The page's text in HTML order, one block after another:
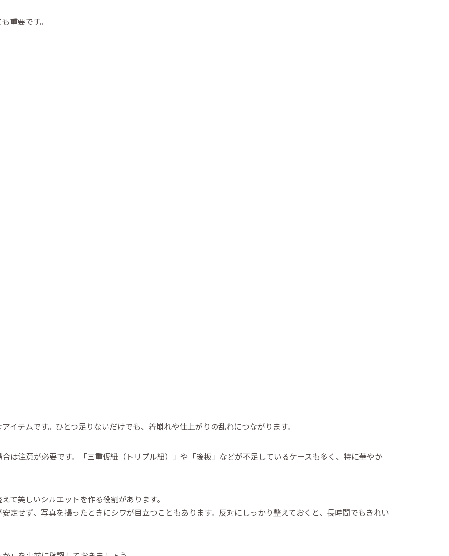
重要です。
イテムです。ひとつ足りないだけでも、着崩れや仕上がりの乱れにつながります。
は注意が必要です。「三重仮紐（トリプル紐）」や「後板」などが不足しているケースも多く、特に華やか
て美しいシルエットを作る役割があります。
定せず、写真を撮ったときにシワが目立つこともあります。反対にしっかり整えておくと、長時間でもきれい